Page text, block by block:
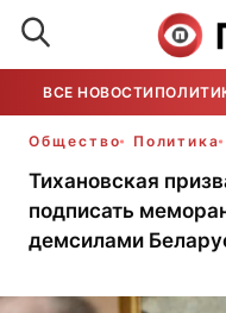
ВСЕ НОВОСТИ
Общество Политика
Тихановская
подписать
демсилами